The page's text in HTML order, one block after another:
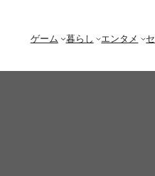
ゲーム 暮らし エンタメ